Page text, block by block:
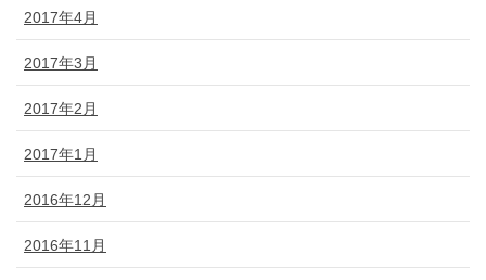
2017年4月
2017年3月
2017年2月
2017年1月
2016年12月
2016年11月